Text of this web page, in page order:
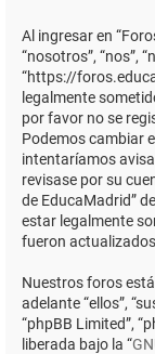
Al ingresar en
“nosotros”, “nos”,
“https://
legalmente
por favor no se
Podemos cambiar
intentaríamos
revisase por su
de EducaMadrid”
estar legalmente
fueron
Nuestros foros
adelante “ellos”,
“phpBB Limited”,
liberada bajo la “